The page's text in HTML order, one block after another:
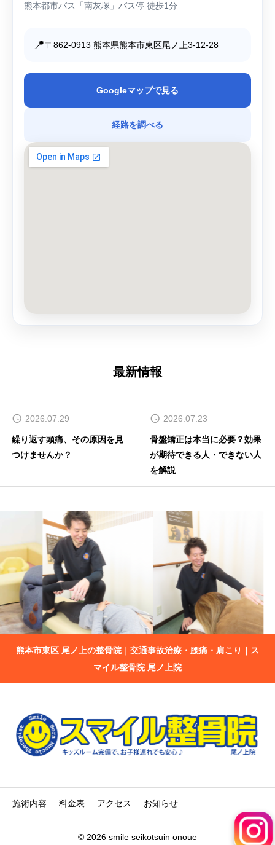
熊本都市バス「南灰塚」バス停 徒歩1分
📍〒862-0913 熊本県熊本市東区尾ノ上3-12-28
Googleマップで見る
経路を調べる
最新情報
2026.07.29
繰り返す頭痛、その原因を見
つけませんか？
2026.07.23
骨盤矯正は本当に必要？効果
が期待できる人・できない人
を解説
熊本市東区 尾ノ上の整骨院｜交通事故治療・腰痛・肩こり｜ス
マイル整骨院 尾ノ上院
施術内容 料金表 アクセス お知らせ
© 2026 smile seikotsuin onoue